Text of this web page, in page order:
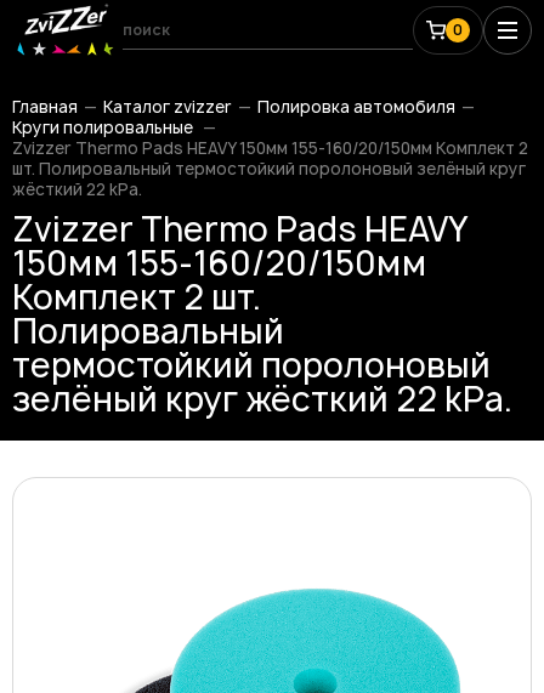
0
Главная Каталог zvizzer
Полировка автомобиля
Круги полировальные
Zvizzer Thermo Pads HEAVY 150мм 155-160/20/150мм Комплект 2
шт. Полировальный термостойкий поролоновый зелёный круг
жёсткий 22 kPa.
Zvizzer Thermo Pads HEAVY
150мм 155-160/20/150мм
Комплект 2 шт.
Полировальный
термостойкий поролоновый
зелёный круг жёсткий 22 kPa.